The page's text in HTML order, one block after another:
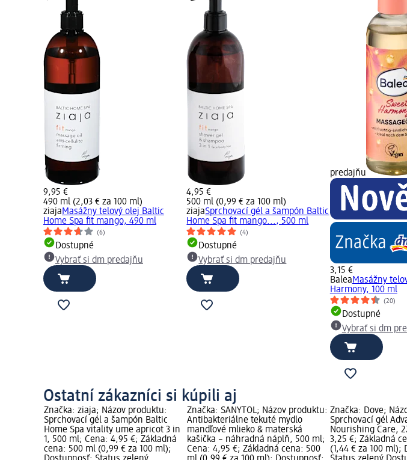
9,95 €
490 ml (2,03 € za 100 ml)
ziajaMasážny telový olej Baltic
Home Spa fit mango, 490 ml
(6)
Dostupné
Vybrať si dm predajňu
4,95 €
500 ml (0,99 € za 100 ml)
ziajaSprchovací gél a šampón Baltic
Home Spa fit mango..., 500 ml
(4)
Dostupné
Vybrať si dm predajňu
predajňu
3,15 €
BaleaMasážny
Harmony, 100 ml
(20)
Dostupné
Vybrať si dm
Ostatní zákazníci si kúpili aj
Značka: ziaja; Názov produktu:
Sprchovací gél a šampón Baltic
Home Spa vitality ume apricot 3 in
1, 500 ml; Cena: 4,95 €; Základná
cena: 500 ml (0,99 € za 100 ml);
Značka: SANYTOL; Názov produktu:
Antibakteriálne tekuté mydlo
mandľové mlieko & materská
kašička – náhradná náplň, 500 ml;
Cena: 4,95 €; Základná cena: 500
Značka: Dove;
Sprchovací gél
Nourishing Care,
3,25 €; Základná
(1,44 € za 100 ml);